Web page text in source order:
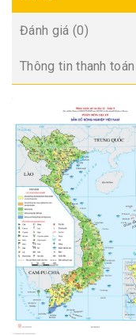
Đánh giá (0)
Thông tin thanh toán